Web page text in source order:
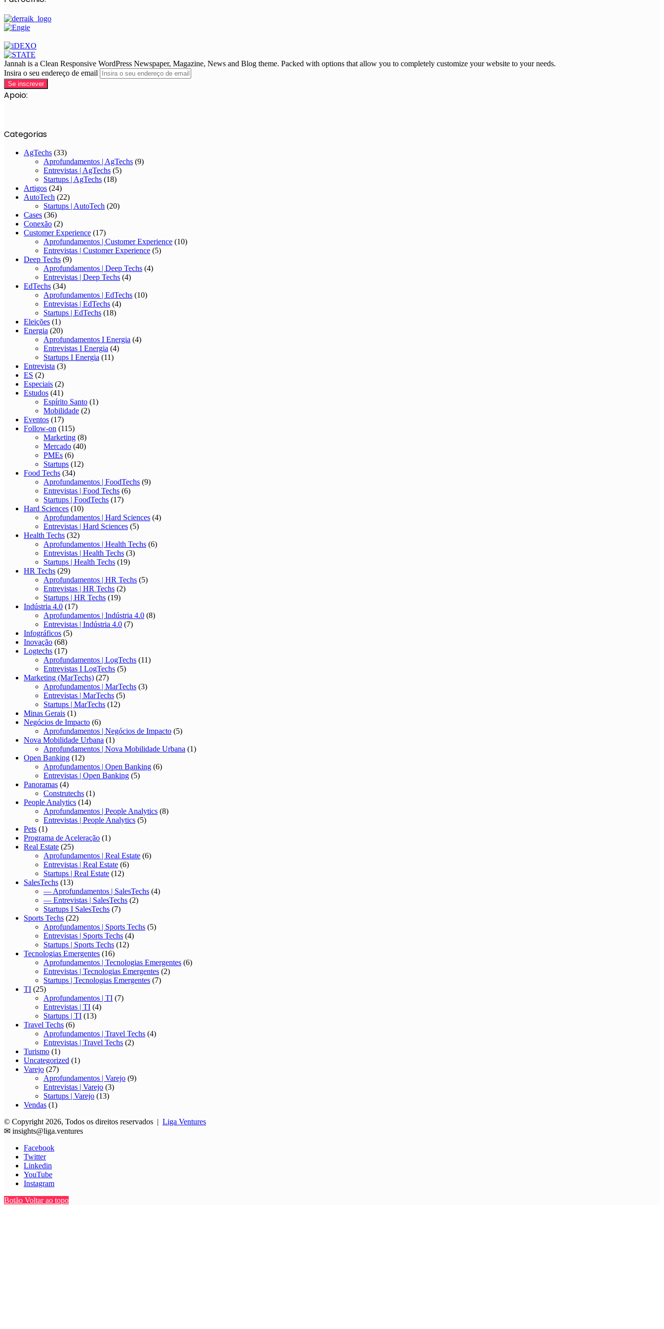
Jannah is a Clean Responsive WordPress Newspaper, Magazine, News and Blog theme. Packed with options that allow you to completely customize your website to your needs.
Insira o seu endereço de email
Apoio:
Categorias
AgTechs (33)
Aprofundamentos | AgTechs (9)
Entrevistas | AgTechs (5)
Startups | AgTechs (18)
Artigos (24)
AutoTech (22)
Startups | AutoTech (20)
Cases (36)
Conexão (2)
Customer Experience (17)
Aprofundamentos | Customer Experience (10)
Entrevistas | Customer Experience (5)
Deep Techs (9)
Aprofundamentos | Deep Techs (4)
Entrevistas | Deep Techs (4)
EdTechs (34)
Aprofundamentos | EdTechs (10)
Entrevistas | EdTechs (4)
Startups | EdTechs (18)
Eleições (1)
Energia (20)
Aprofundamentos I Energia (4)
Entrevistas I Energia (4)
Startups I Energia (11)
Entrevista (3)
ES (2)
Especiais (2)
Estudos (41)
Espírito Santo (1)
Mobilidade (2)
Eventos (17)
Follow-on (115)
Marketing (8)
Mercado (40)
PMEs (6)
Startups (12)
Food Techs (34)
Aprofundamentos | FoodTechs (9)
Entrevistas | Food Techs (6)
Startups | FoodTechs (17)
Hard Sciences (10)
Aprofundamentos | Hard Sciences (4)
Entrevistas | Hard Sciences (5)
Health Techs (32)
Aprofundamentos | Health Techs (6)
Entrevistas | Health Techs (3)
Startups | Health Techs (19)
HR Techs (29)
Aprofundamentos | HR Techs (5)
Entrevistas | HR Techs (2)
Startups | HR Techs (19)
Indústria 4.0 (17)
Aprofundamentos | Indústria 4.0 (8)
Entrevistas | Indústria 4.0 (7)
Infográficos (5)
Inovação (68)
Logtechs (17)
Aprofundamentos | LogTechs (11)
Entrevistas I LogTechs (5)
Marketing (MarTechs) (27)
Aprofundamentos | MarTechs (3)
Entrevistas | MarTechs (5)
Startups | MarTechs (12)
Minas Gerais (1)
Negócios de Impacto (6)
Aprofundamentos | Negócios de Impacto (5)
Nova Mobilidade Urbana (1)
Aprofundamentos | Nova Mobilidade Urbana (1)
Open Banking (12)
Aprofundamentos | Open Banking (6)
Entrevistas | Open Banking (5)
Panoramas (4)
Construtechs (1)
People Analytics (14)
Aprofundamentos | People Analytics (8)
Entrevistas | People Analytics (5)
Pets (1)
Programa de Aceleração (1)
Real Estate (25)
Aprofundamentos | Real Estate (6)
Entrevistas | Real Estate (6)
Startups | Real Estate (12)
SalesTechs (13)
— Aprofundamentos | SalesTechs (4)
— Entrevistas | SalesTechs (2)
Startups I SalesTechs (7)
Sports Techs (22)
Aprofundamentos | Sports Techs (5)
Entrevistas | Sports Techs (4)
Startups | Sports Techs (12)
Tecnologias Emergentes (16)
Aprofundamentos | Tecnologias Emergentes (6)
Entrevistas | Tecnologias Emergentes (2)
Startups | Tecnologias Emergentes (7)
TI (25)
Aprofundamentos | TI (7)
Entrevistas | TI (4)
Startups | TI (13)
Travel Techs (6)
Aprofundamentos | Travel Techs (4)
Entrevistas | Travel Techs (2)
Turismo (1)
Uncategorized (1)
Varejo (27)
Aprofundamentos | Varejo (9)
Entrevistas | Varejo (3)
Startups | Varejo (13)
Vendas (1)
© Copyright 2026, Todos os direitos reservados | Liga Ventures
✉ insights@liga.ventures
Facebook
Twitter
Linkedin
YouTube
Instagram
Botão Voltar ao topo